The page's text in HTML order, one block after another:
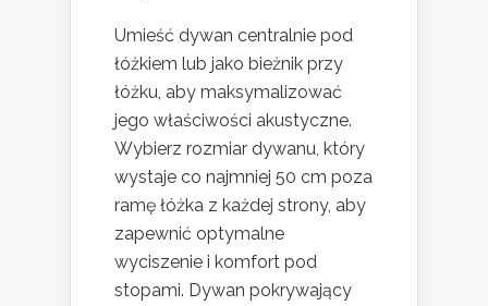
Umieść dywan centralnie pod
łóżkiem lub jako bieżnik przy
łóżku, aby maksymalizować
jego właściwości akustyczne.
Wybierz rozmiar dywanu, który
wystaje co najmniej 50 cm poza
ramę łóżka z każdej strony, aby
zapewnić optymalne
wyciszenie i komfort pod
stopami. Dywan pokrywający